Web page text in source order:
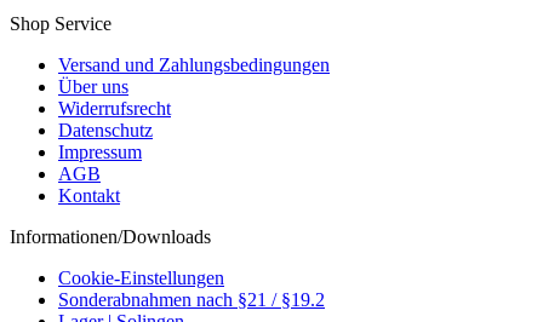
Shop Service
Versand und Zahlungsbedingungen
Über uns
Widerrufsrecht
Datenschutz
Impressum
AGB
Kontakt
Informationen/Downloads
Cookie-Einstellungen
Sonderabnahmen nach §21 / §19.2